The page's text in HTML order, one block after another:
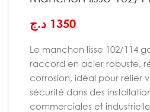
1350 د.ج
Le manchon lisse 102/114
raccord en acier robuste,
corrosion, idéal pour relier
sécurité dans des
commerciales et